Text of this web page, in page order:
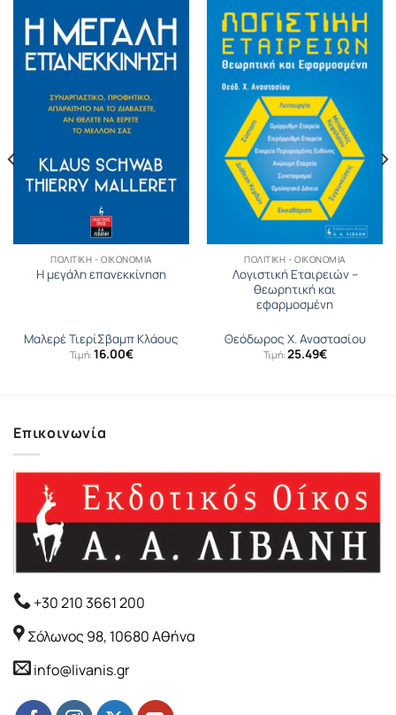
ΠΟΛΙΤΙΚΉ - ΟΙΚΟΝΟΜΊΑ
Η μεγάλη επανεκκίνηση
Μαλερέ ΤιερίΣβαµπ Κλάους
Τιμή: 16.00€
ΠΟΛΙΤΙΚΉ - ΟΙΚΟΝΟΜΊΑ
Λογιστική Εταιρειών –
θεωρητική και
εφαρμοσμένη
Θεόδωρος Χ. Αναστασίου
Τιμή: 25.49€
Επικοινωνία
+30 210 3661 200
Σόλωνος 98, 10680 Αθήνα
info@livanis.gr